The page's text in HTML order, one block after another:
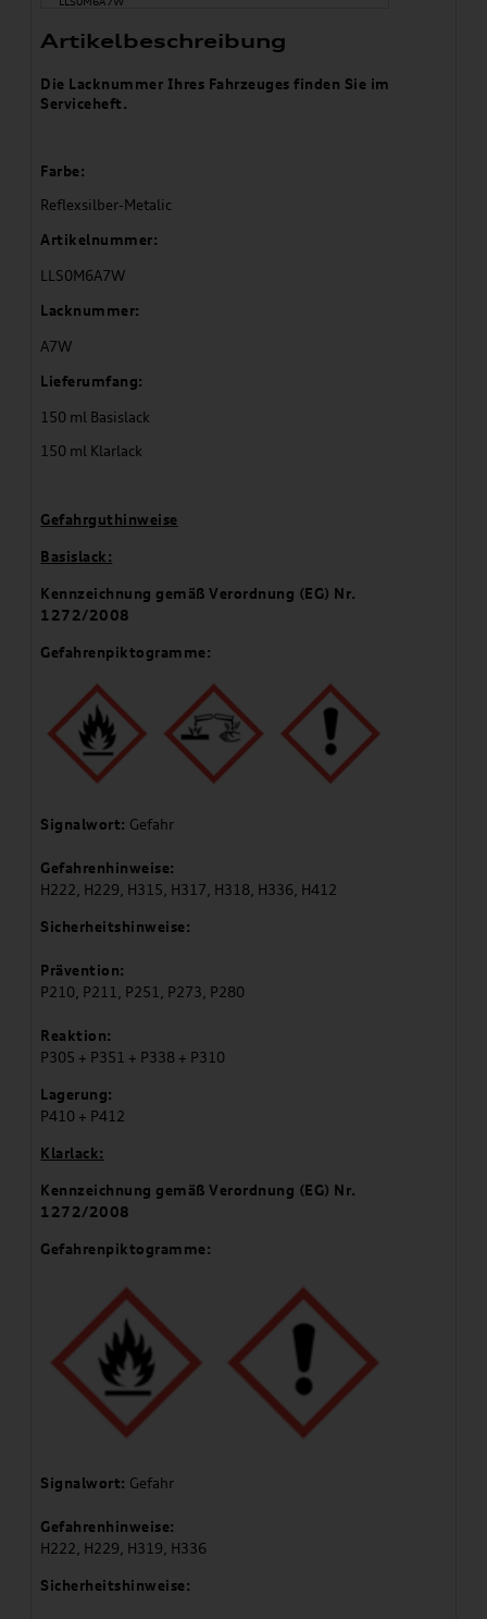
Artikelbeschreibung
Die Lacknummer Ihres Fahrzeuges finden Sie im
Serviceheft.
Farbe:
Reflexsilber-Metalic
Artikelnummer:
LLS0M6A7W
Lacknummer:
A7W
Lieferumfang:
150 ml Basislack
150 ml Klarlack
Gefahrguthinweise
Basislack:
Kennzeichnung gemäß Verordnung (EG) Nr.
1272/2008
Gefahrenpiktogramme:
Signalwort: Gefahr
Gefahrenhinweise:
H222, H229, H315, H317, H318, H336, H412
Sicherheitshinweise:
Prävention:
P210, P211, P251, P273, P280
Reaktion:
P305 + P351 + P338 + P310
Lagerung:
P410 + P412
Klarlack:
Kennzeichnung gemäß Verordnung (EG) Nr.
1272/2008
Gefahrenpiktogramme:
Signalwort: Gefahr
Gefahrenhinweise:
H222, H229, H319, H336
Sicherheitshinweise: